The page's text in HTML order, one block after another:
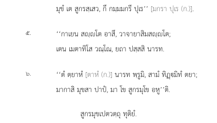
มุขํ เต สูกรสฺเสว, กึ กมฺมมกรี ปุเร’’ [มกรา ปุเร (ก.)].
๕.
‘‘กาเยน สฺโต อาสึ, วาจายาสิมสฺโต;
เตน เมตาทิโส วณฺโณ, ยถา ปสฺสสิ นารท.
๖. ‘‘ตํ ตฺยาหํ [ตาหํ (ก.)] นารท พฺรูมิ, สามํ ทิฏฺมิทํ ตยา;
มากาสิ มุขสา ปาปํ, มา โข สูกรมุโข อหู’’ติ.
สูกรมุขเปตวตฺถุ ทุติยํ.